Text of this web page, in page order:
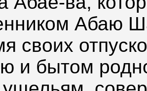
Абаю
своих
и бытом